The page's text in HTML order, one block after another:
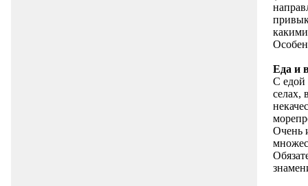
Еда и
С едой
селах,
Очень